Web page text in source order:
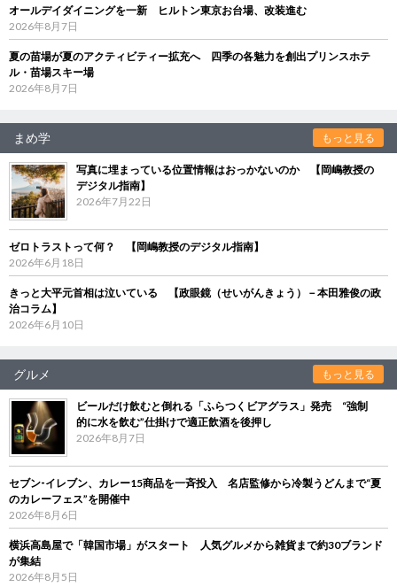
オールデイダイニングを一新 ヒルトン東京お台場、改装進む
2026年8月7日
夏の苗場が夏のアクティビティー拡充へ 四季の各魅力を創出プリンスホテ
ル・苗場スキー場
2026年8月7日
まめ学 もっと見る
写真に埋まっている位置情報はおっかないのか 【岡嶋教授の
デジタル指南】
2026年7月22日
ゼロトラストって何？ 【岡嶋教授のデジタル指南】
2026年6月18日
きっと大平元首相は泣いている 【政眼鏡（せいがんきょう）－本田雅俊の政
治コラム】
2026年6月10日
グルメ もっと見る
ビールだけ飲むと倒れる「ふらつくビアグラス」発売 “強制
的に水を飲む”仕掛けで適正飲酒を後押し
2026年8月7日
セブン‐イレブン、カレー15商品を一斉投入 名店監修から冷製うどんまで“夏
のカレーフェス”を開催中
2026年8月6日
横浜高島屋で「韓国市場」がスタート 人気グルメから雑貨まで約30ブランド
が集結
2026年8月5日